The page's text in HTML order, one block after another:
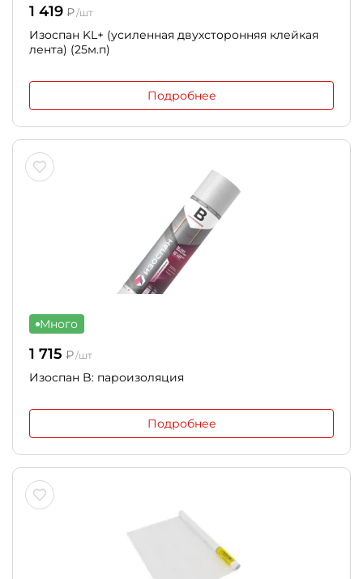
1 419 ₽/шт
Изоспан KL+ (усиленная двухсторонняя клейкая
лента) (25м.п)
Подробнее
Много
1 715 ₽/шт
Изоспан B: пароизоляция
Подробнее